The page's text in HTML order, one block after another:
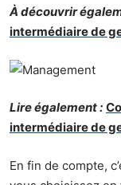
À découvrir
intermédiaire de
Lire également :
intermédiaire de
En fin de compte,